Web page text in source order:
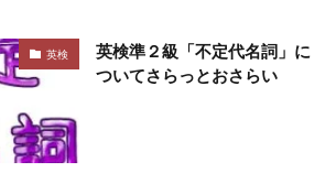
英検
英検準２級「不定代名詞」に
ついてさらっとおさらい